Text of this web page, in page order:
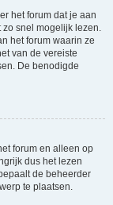
het forum dat je aan
snel mogelijk lezen.
het forum waarin ze
van de vereiste
De benodigde
forum en alleen op
dus het lezen
de beheerder
te plaatsen.